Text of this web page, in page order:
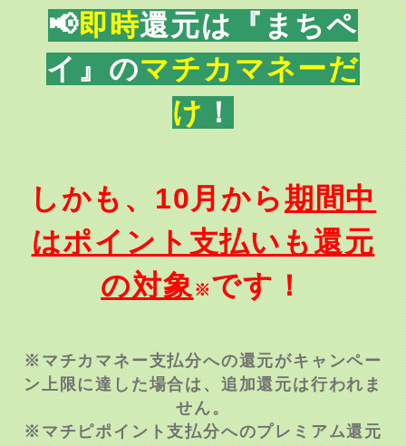
📢即時還元は『まちペ
イ』のマチカマネーだ
け ！
しかも、10月から期間中
はポイント支払いも還元
の対象※です！
※マチカマネー支払分への還元がキャンペー
ン上限に達した場合は、追加還元は行われま
せん。
※マチピポイント支払分へのプレミアム還元